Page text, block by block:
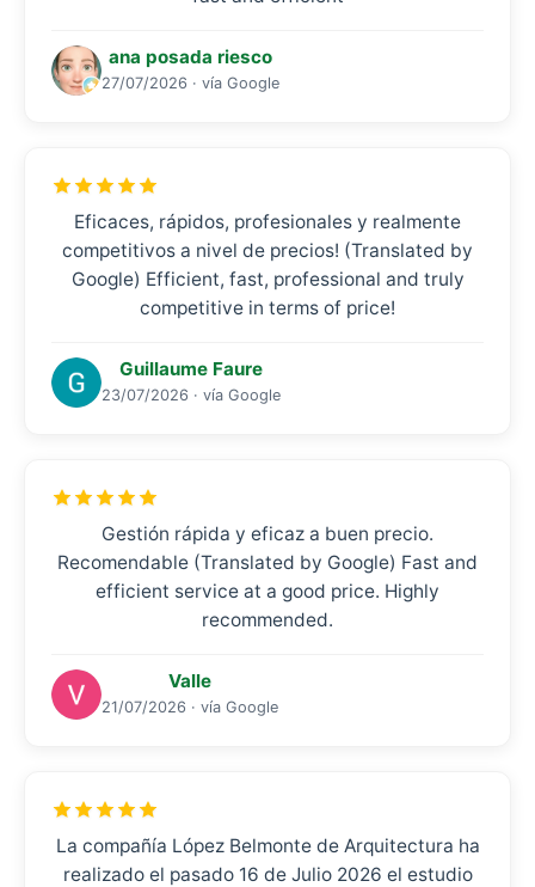
ana posada riesco
27/07/2026 · vía Google
Eficaces, rápidos, profesionales y realmente
competitivos a nivel de precios! (Translated by
Google) Efficient, fast, professional and truly
competitive in terms of price!
Guillaume Faure
23/07/2026 · vía Google
Gestión rápida y eficaz a buen precio.
Recomendable (Translated by Google) Fast and
efficient service at a good price. Highly
recommended.
Valle
21/07/2026 · vía Google
La compañía López Belmonte de Arquitectura ha
realizado el pasado 16 de Julio 2026 el estudio